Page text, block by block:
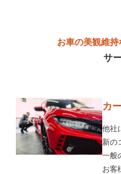
お車の美観維
サ
カ
他社
新の
一般
お客